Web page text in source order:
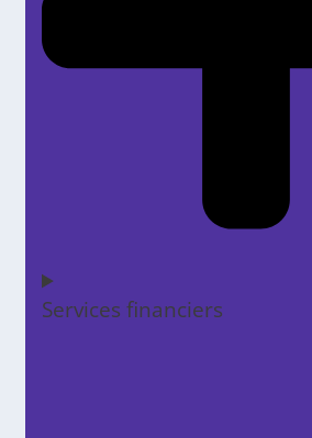
Services financiers